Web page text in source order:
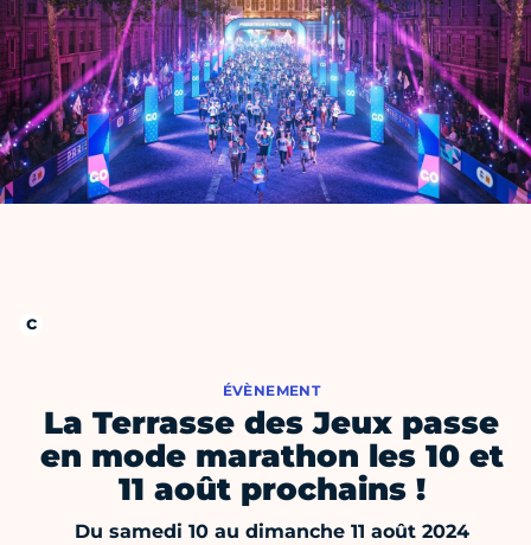
ÉVÈNEMENT
La Terrasse des Jeux passe
en mode marathon les 10 et
11 août prochains !
Du samedi 10 au dimanche 11 août 2024